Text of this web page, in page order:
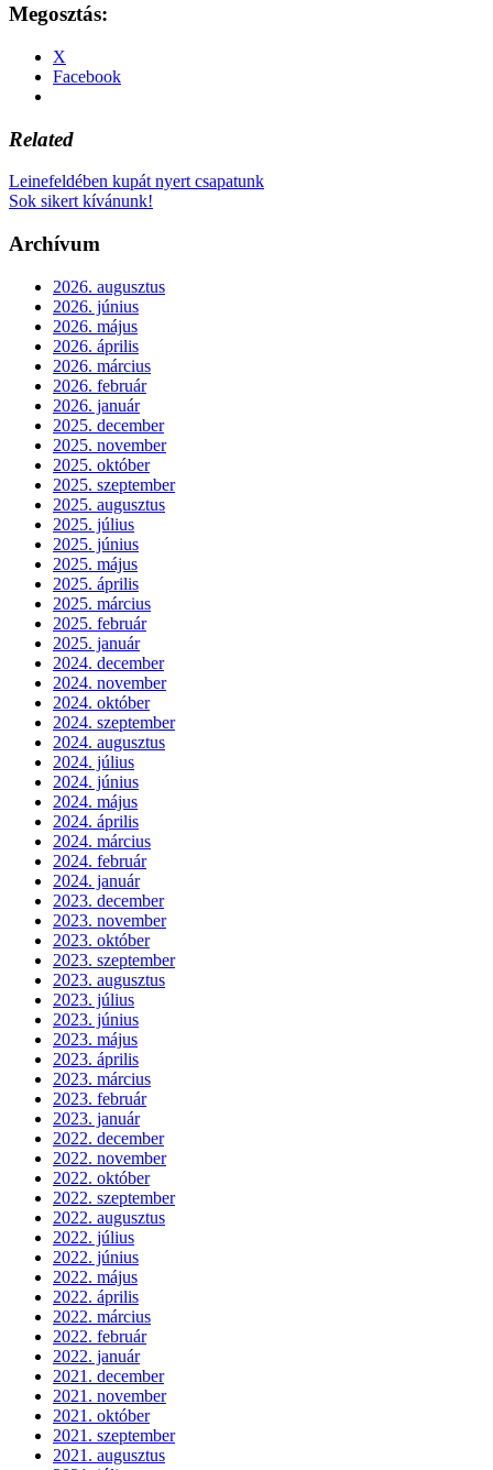
Megosztás:
X
Facebook
Related
Leinefeldében kupát nyert csapatunk
Sok sikert kívánunk!
Archívum
2026. augusztus
2026. június
2026. május
2026. április
2026. március
2026. február
2026. január
2025. december
2025. november
2025. október
2025. szeptember
2025. augusztus
2025. július
2025. június
2025. május
2025. április
2025. március
2025. február
2025. január
2024. december
2024. november
2024. október
2024. szeptember
2024. augusztus
2024. július
2024. június
2024. május
2024. április
2024. március
2024. február
2024. január
2023. december
2023. november
2023. október
2023. szeptember
2023. augusztus
2023. július
2023. június
2023. május
2023. április
2023. március
2023. február
2023. január
2022. december
2022. november
2022. október
2022. szeptember
2022. augusztus
2022. július
2022. június
2022. május
2022. április
2022. március
2022. február
2022. január
2021. december
2021. november
2021. október
2021. szeptember
2021. augusztus